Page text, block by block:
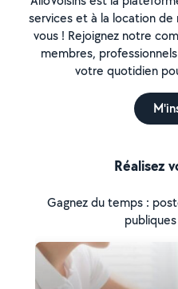
services et à la location
vous ! Rejoignez notre
membres,
votre quotidien
Réalisez
Gagnez du temps :